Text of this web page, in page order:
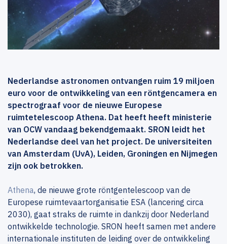
Nederlandse astronomen ontvangen ruim 19 miljoen
euro voor de ontwikkeling van een röntgencamera en
spectrograaf voor de nieuwe Europese
ruimtetelescoop Athena. Dat heeft heeft ministerie
van OCW vandaag bekendgemaakt. SRON leidt het
Nederlandse deel van het project. De universiteiten
van Amsterdam (UvA), Leiden, Groningen en Nijmegen
zijn ook betrokken.
Athena, de nieuwe grote röntgentelescoop van de
Europese ruimtevaartorganisatie ESA (lancering circa
2030), gaat straks de ruimte in dankzij door Nederland
ontwikkelde technologie. SRON heeft samen met andere
internationale instituten de leiding over de ontwikkeling